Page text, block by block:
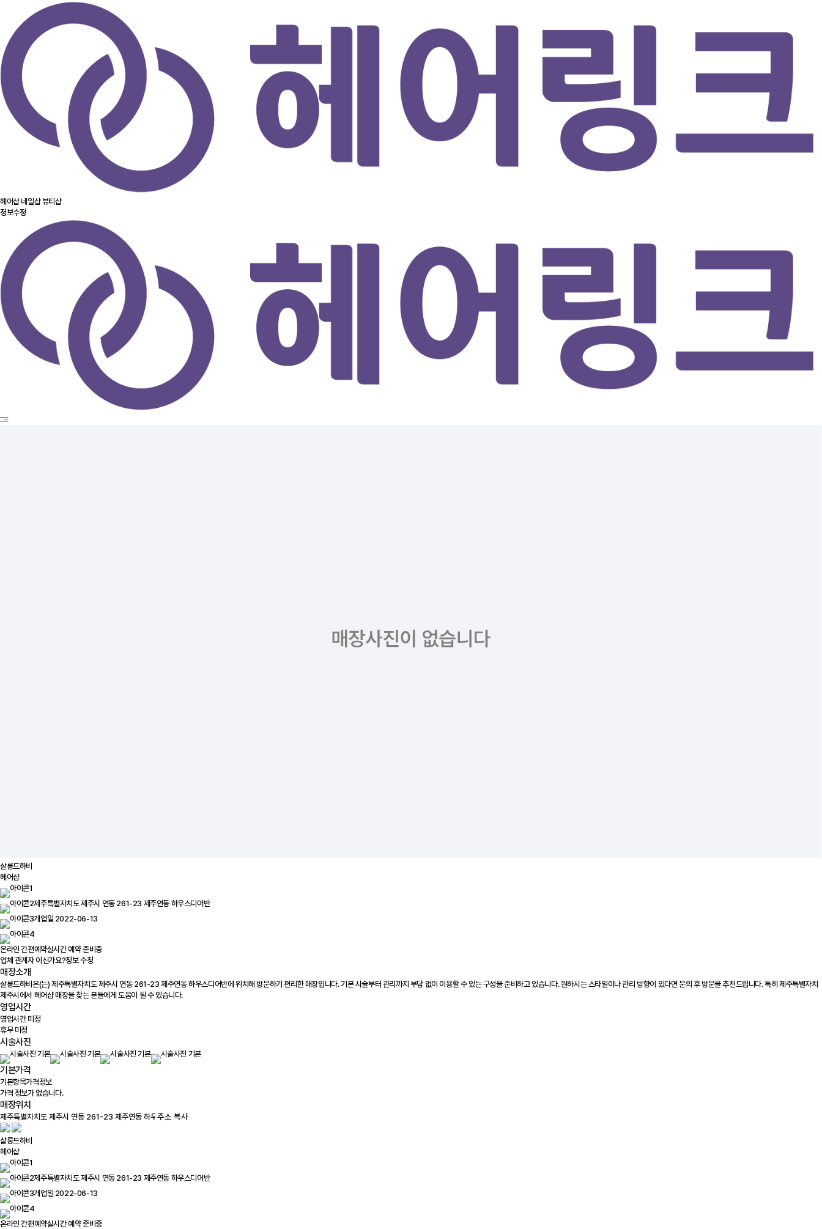
헤어샵 네일샵뷰티샵
정보수정
살롱드하비
헤어샵
제주특별자치도 제주시 연동 261-23 제주연동 하우스디어반
개업일 2022-06-13
온라인 간편예약실시간 예약 준비중
업체 관계자 이신가요?정보 수정
매장소개
살롱드하비은(는) 제주특별자치도 제주시 연동 261-23 제주연동 하우스디어반에 위치해 방문하기 편리한 매장입니다. 기본 시술부터 관리까지 부담 없이 이용할 수 있는 구성을 준비하고 있습니다. 원하시는 스타일이나 관리 방향이 있다면 문의 후 방문을 추천드립니다. 특히 제주특별자치
제주시에서 헤어샵 매장을 찾는 분들에게 도움이 될 수 있습니다.
영업시간
영업시간 미정
휴무 미정
시술사진
기본가격
기본항목가격정보
가격 정보가 없습니다.
매장위치
주소 복사
살롱드하비
헤어샵
제주특별자치도 제주시 연동 261-23 제주연동 하우스디어반
개업일 2022-06-13
온라인 간편예약실시간 예약 준비중